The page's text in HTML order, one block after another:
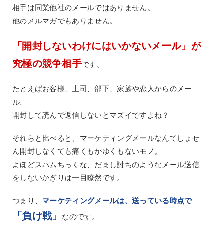
相手は同業他社のメールではありません。
他のメルマガでもありません。
「開封しないわけにはいかないメール」が
究極の競争相手です。
たとえばお客様、上司、部下、家族や恋人からのメー
ル。
開封して読んで返信しないとマズイですよね？
それらと比べると、マーケティングメールなんてしょせ
ん開封しなくても痛くもかゆくもないモノ。
よほどスパムちっくな、だまし討ちのようなメール送信
をしないかぎりは一目瞭然です。
つまり、 マーケティングメールは、送っている時点で
「負け戦」 なのです。